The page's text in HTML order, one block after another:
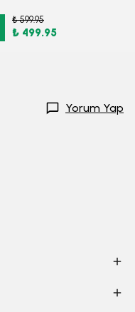
₺ 599.95
₺ 499.95
Yorum Yap